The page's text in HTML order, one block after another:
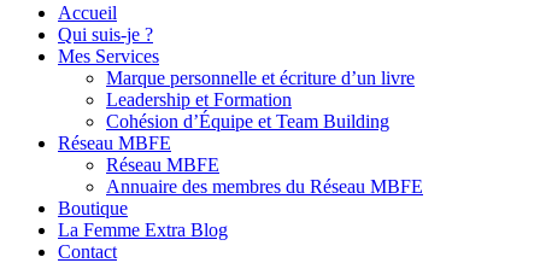
Accueil
Qui suis-je ?
Mes Services
Marque personnelle et écriture d’un livre
Leadership et Formation
Cohésion d’Équipe et Team Building
Réseau MBFE
Réseau MBFE
Annuaire des membres du Réseau MBFE
Boutique
La Femme Extra Blog
Contact